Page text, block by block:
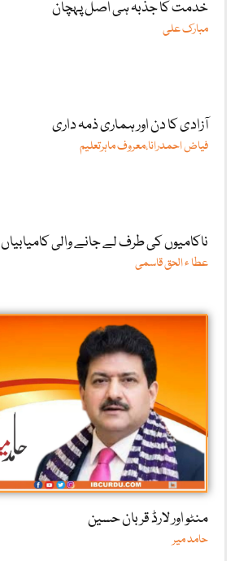
خدمت کا جذبہ ہی اصل پہچان
مبارک علی
آزادی کا دن اور ہماری ذمہ داری
فیاض احمدرانا،معروف ماہرتعلیم
ناکامیوں کی طرف لے جانے والی کامیابیاں
عطا ء الحق قاسمی
منٹو اور لارڈ قربان حسین
حامد میر